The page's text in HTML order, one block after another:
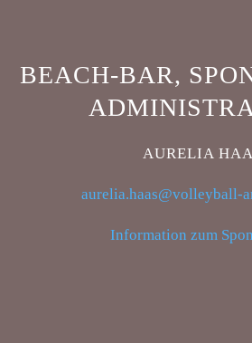
BEACH-BAR,
AURELIA
aurelia.haas@volleyball-
Information zum